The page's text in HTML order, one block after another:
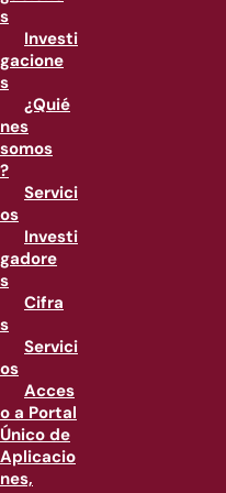
s
Investi
gacione
s
¿Quié
nes
somos
?
Servici
os
Investi
gadore
s
Cifra
s
Servici
os
Acces
o a Portal
Único de
Aplicacio
nes,